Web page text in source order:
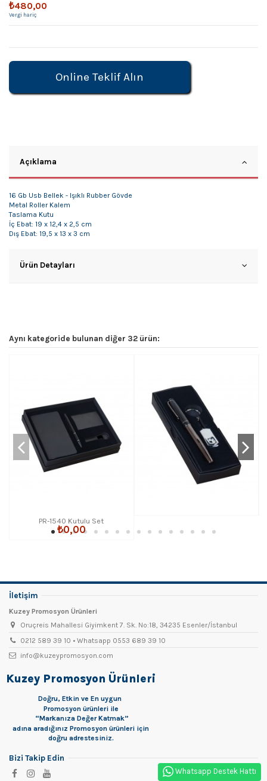
Whatsapp Destek Hattı
₺480,00
Vergi hariç
Online Teklif Alın
Açıklama
16 Gb Usb Bellek - Işıklı Rubber Gövde
Metal Roller Kalem
Taslama Kutu
İç Ebat: 19 x 12,4 x 2,5 cm
Dış Ebat: 19,5 x 13 x 3 cm
Ürün Detayları
Aynı kategoride bulunan diğer 32 ürün:
PR-1540 Kutulu Set
₺0,00
İletişim
Kuzey Promosyon Ürünleri
Oruçreis Mahallesi Giyimkent 7. Sk. No:18, 34235 Esenler/İstanbul
0212 589 39 10 • Whatsapp 0553 689 39 10
info@kuzeypromosyon.com
Kuzey Promosyon Ürünleri
Doğru, Etkin ve En uygun
Promosyon ürünleri ile
“Markanıza Değer Katmak”
adına aradığınız Promosyon ürünleri için
doğru adrestesiniz.
Bizi Takip Edin